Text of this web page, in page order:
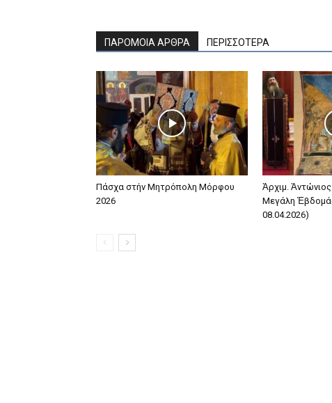
ΠΑΡΟΜΟΙΑ ΑΡΘΡΑ ΠΕΡΙΣΣΟΤΕΡΑ
Πάσχα στήν Μητρόπολη Μόρφου
2026
Ἀρχιμ.
Μεγάλη
08.04.2026)